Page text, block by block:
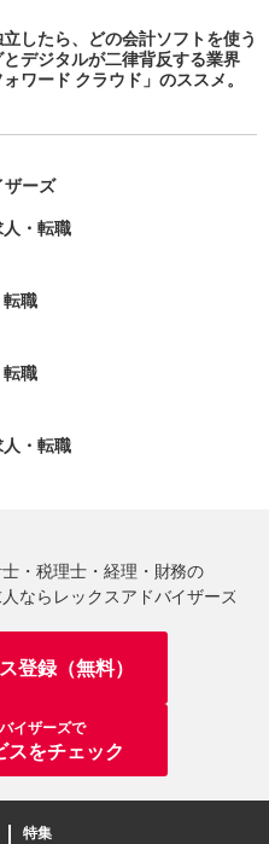
したら、どの会計ソフトを使う
デジタルが二律背反する業界
ワード クラウド」のススメ。
ザーズ
・転職
職
職
・転職
登録（無料）
イザーズで
スをチェック
特集